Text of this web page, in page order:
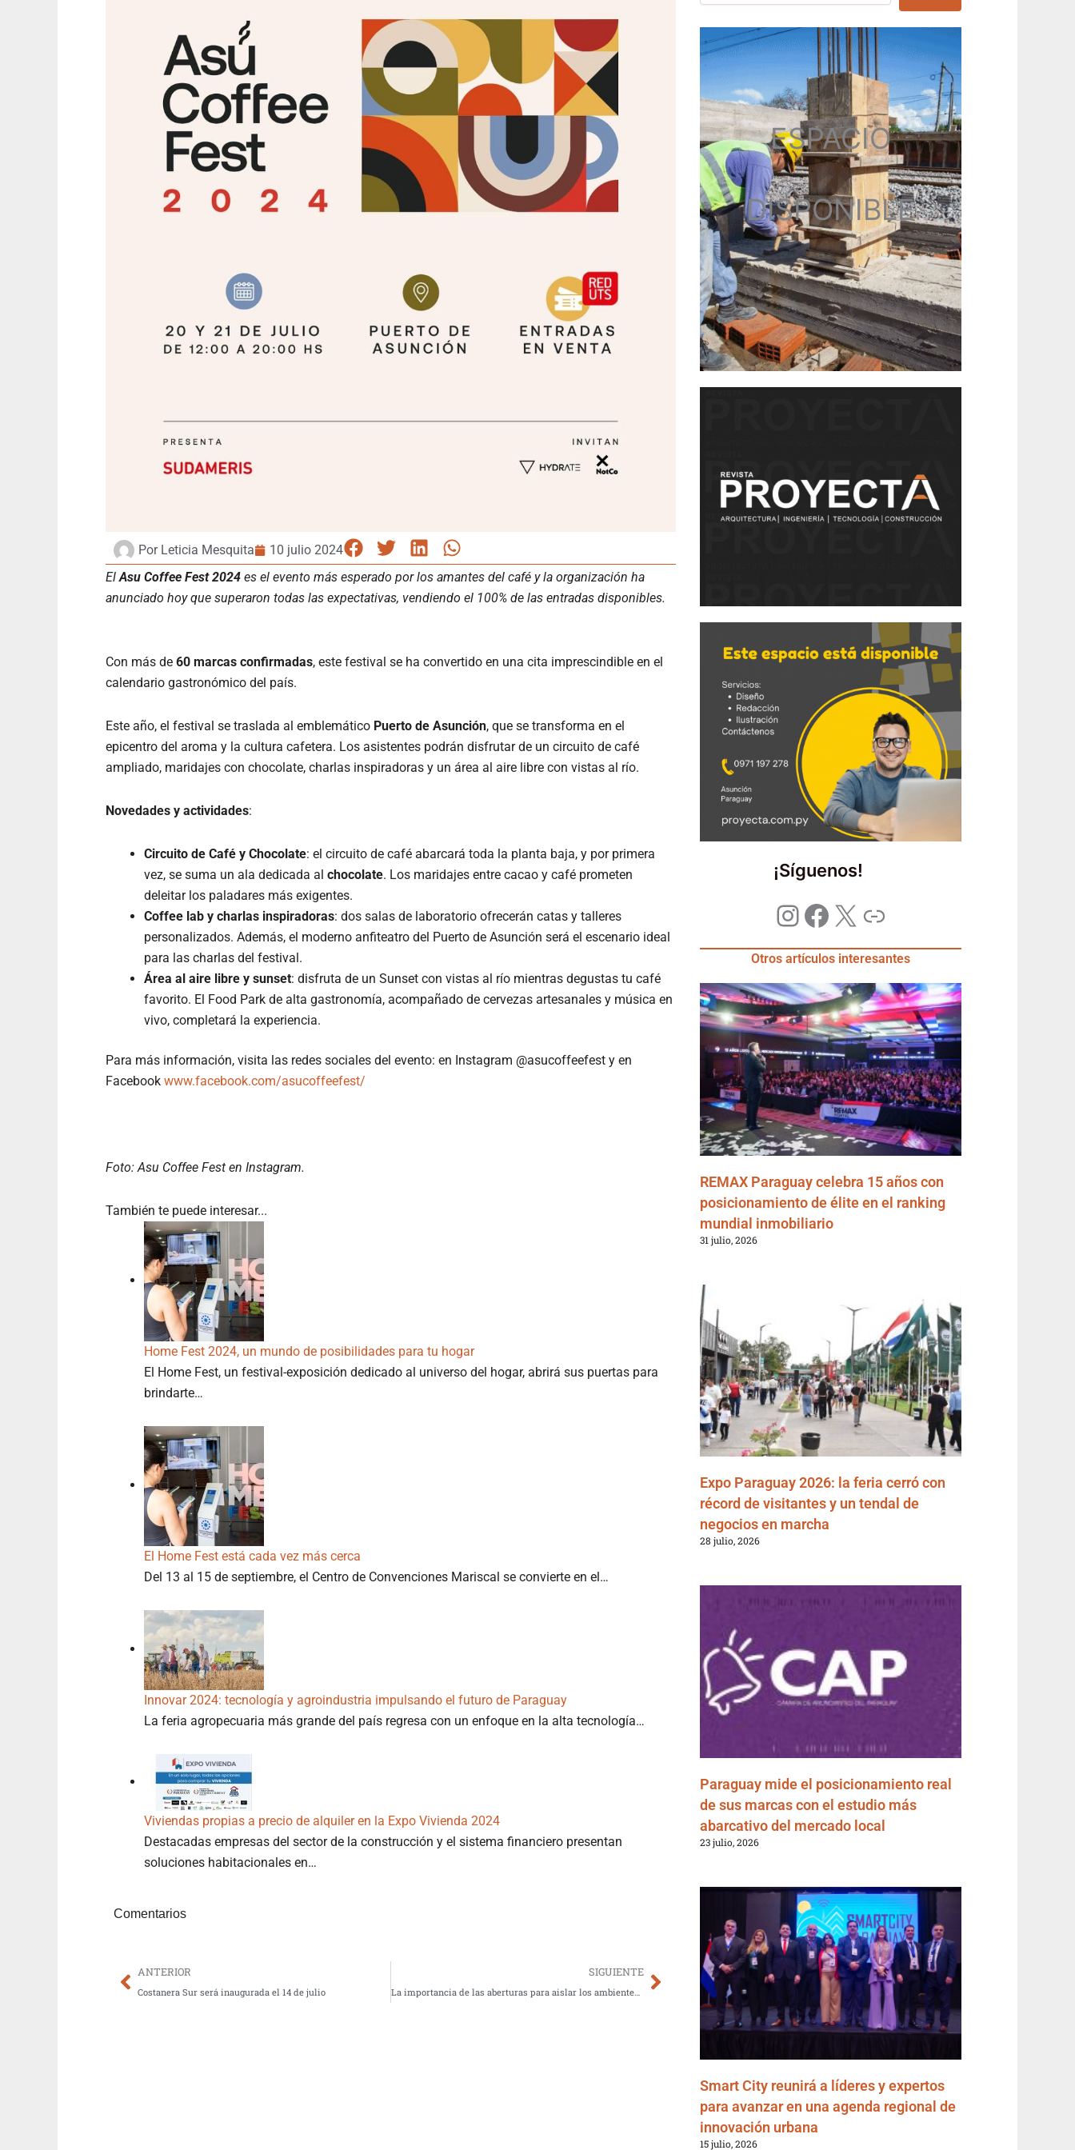
PorLeticia Mesquita
10 julio 2024
ElAsu Coffee Fest 2024 es el evento más esperado por los amantes del café y la organización ha
anunciado hoy que superaron todas las expectativas, vendiendo el 100% de las entradas disponibles.
Con más de 60 marcas confirmadas, este festival se ha convertido en una cita imprescindible en el
calendario gastronómico del país.
Este año, el festival se traslada al emblemático Puerto de Asunción, que se transforma en el
epicentro del aroma y la cultura cafetera. Los asistentes podrán disfrutar de un circuito de café
ampliado, maridajes con chocolate, charlas inspiradoras y un área al aire libre con vistas al río.
Novedades y actividades:
Circuito de Café y Chocolate: el circuito de café abarcará toda la planta baja, y por primera
vez, se suma un ala dedicada al chocolate. Los maridajes entre cacao y café prometen
deleitar los paladares más exigentes.
Coffee lab y charlas inspiradoras: dos salas de laboratorio ofrecerán catas y talleres
personalizados. Además, el moderno anfiteatro del Puerto de Asunción será el escenario ideal
para las charlas del festival.
Área al aire libre y sunset: disfruta de un Sunset con vistas al río mientras degustas tu café
favorito. El Food Park de alta gastronomía, acompañado de cervezas artesanales y música en
vivo, completará la experiencia.
Para más información, visita las redes sociales del evento: en Instagram @asucoffeefest y en
Facebook www.facebook.com/asucoffeefest/
Foto: Asu Coffee Fest en Instagram.
También te puede interesar...
Home Fest 2024, un mundo de posibilidades para tu hogar
El Home Fest, un festival-exposición dedicado al universo del hogar, abrirá sus puertas para
brindarte…
El Home Fest está cada vez más cerca
Del 13 al 15 de septiembre, el Centro de Convenciones Mariscal se convierte en el…
Innovar 2024: tecnología y agroindustria impulsando el futuro de Paraguay
La feria agropecuaria más grande del país regresa con un enfoque en la alta tecnología…
Viviendas propias a precio de alquiler en la Expo Vivienda 2024
Destacadas empresas del sector de la construcción y el sistema financiero presentan
soluciones habitacionales en…
Comentarios
Prev
ANTERIOR
Costanera Sur será inaugurada el 14 de julio
SIGUIENTE
La importancia de las aberturas para aislar los ambientes internos
Next
ESPACIO
DISPONIBLE
¡Síguenos!
Otros artículos interesantes
REMAX Paraguay celebra 15 años con
posicionamiento de élite en el ranking
mundial inmobiliario
31 julio, 2026
Expo Paraguay 2026: la feria cerró con
récord de visitantes y un tendal de
negocios en marcha
28 julio, 2026
Paraguay mide el posicionamiento real
de sus marcas con el estudio más
abarcativo del mercado local
23 julio, 2026
Smart City reunirá a líderes y expertos
para avanzar en una agenda regional de
innovación urbana
15 julio, 2026